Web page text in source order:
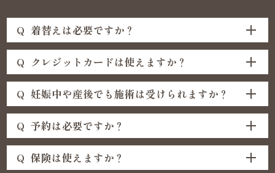
Q 着替えは必要ですか？
Q クレジットカードは使えますか？
Q 妊娠中や産後でも施術は受けられますか？
Q 予約は必要ですか？
Q 保険は使えますか？